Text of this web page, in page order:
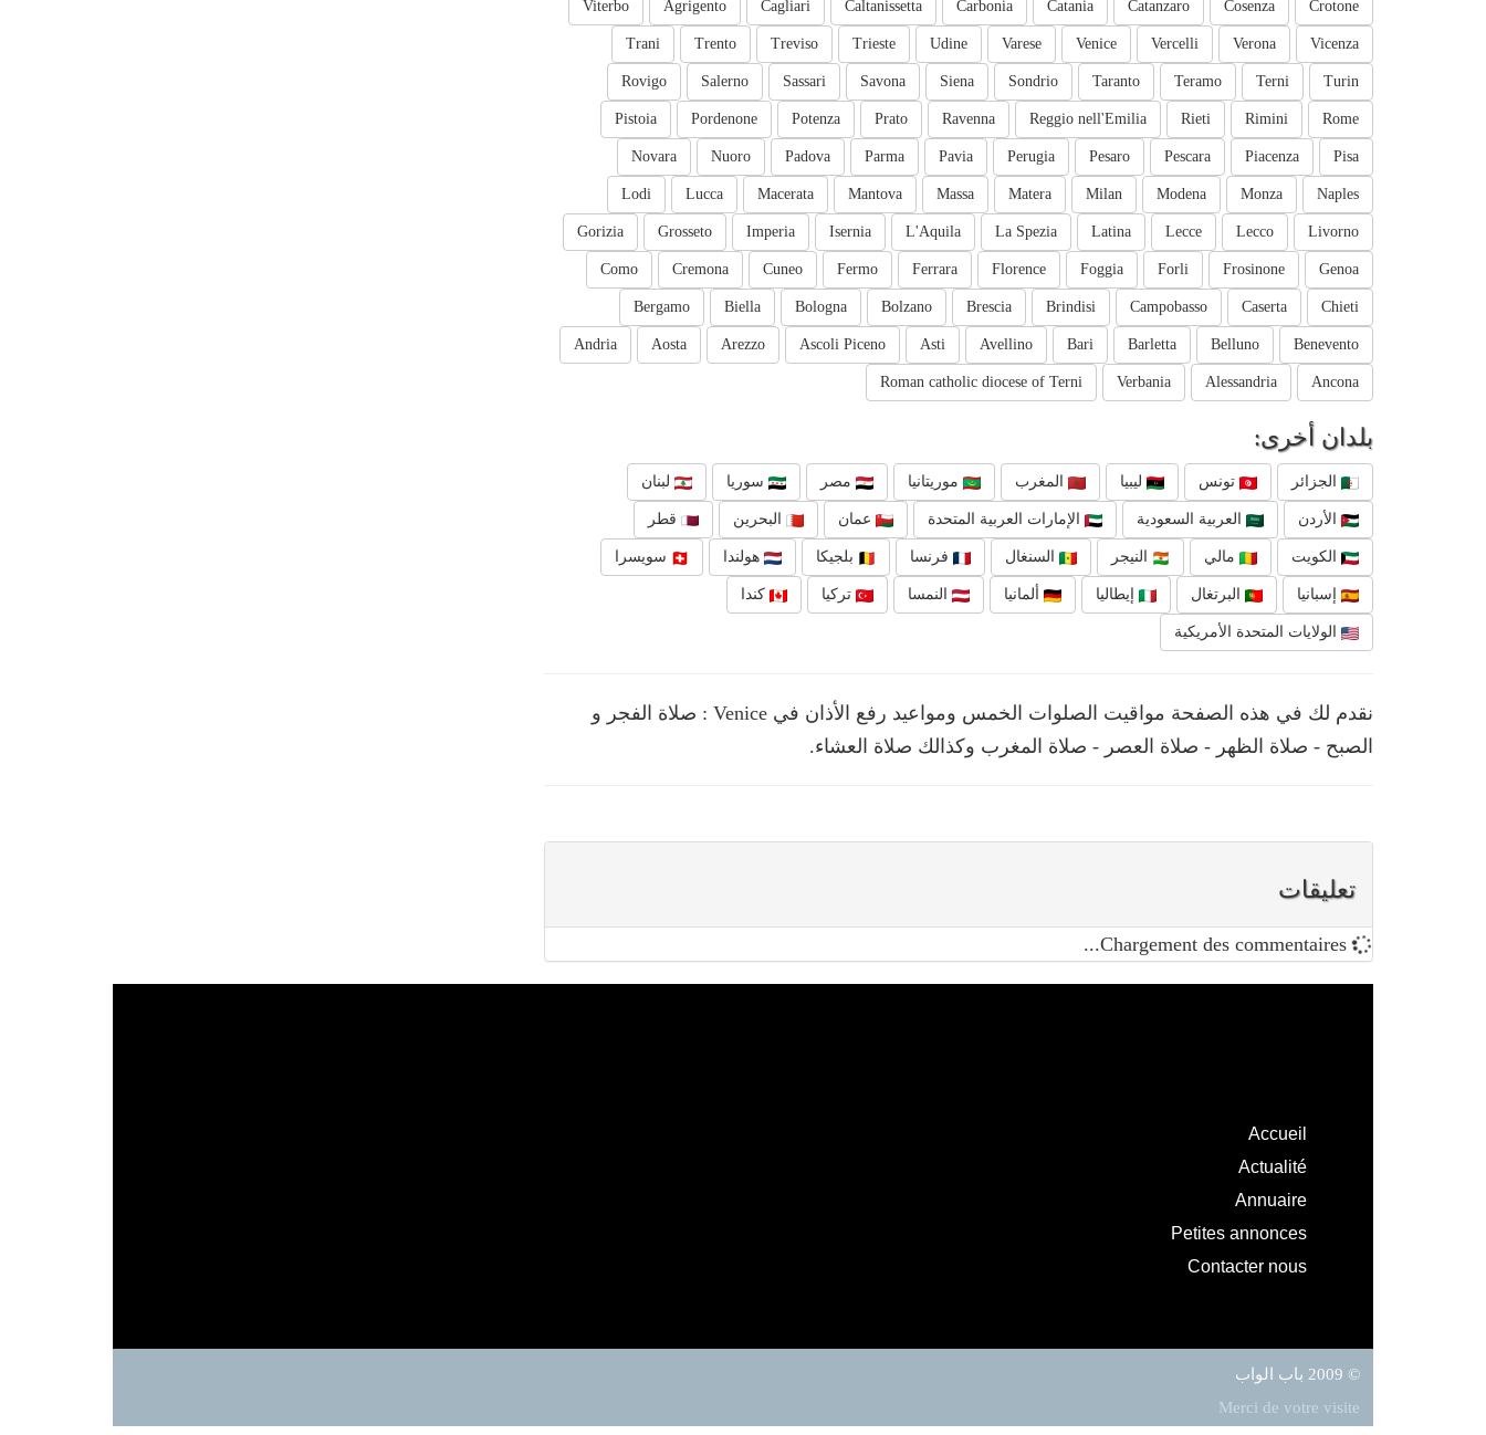
Crotone
Cosenza
Catanzaro
Catania
Carbonia
Caltanissetta
Cagliari
Agrigento
Viterbo
Vicenza
Verona
Vercelli
Venice
Varese
Udine
Trieste
Treviso
Trento
Trani
Turin
Terni
Teramo
Taranto
Sondrio
Siena
Savona
Sassari
Salerno
Rovigo
Rome
Rimini
Rieti
Reggio nell'Emilia
Ravenna
Prato
Potenza
Pordenone
Pistoia
Pisa
Piacenza
Pescara
Pesaro
Perugia
Pavia
Parma
Padova
Nuoro
Novara
Naples
Monza
Modena
Milan
Matera
Massa
Mantova
Macerata
Lucca
Lodi
Livorno
Lecco
Lecce
Latina
La Spezia
L'Aquila
Isernia
Imperia
Grosseto
Gorizia
Genoa
Frosinone
Forli
Foggia
Florence
Ferrara
Fermo
Cuneo
Cremona
Como
Chieti
Caserta
Campobasso
Brindisi
Brescia
Bolzano
Bologna
Biella
Bergamo
Benevento
Belluno
Barletta
Bari
Avellino
Asti
Ascoli Piceno
Arezzo
Aosta
Andria
Ancona
Alessandria
Verbania
Roman catholic diocese of Terni
بلدان أخرى:
الجزائر تونس ليبيا المغرب موريتانيا مصر سوريا لبنان
الأردن العربية السعودية الإمارات العربية المتحدة عمان البحرين قطر
الكويت مالي النيجر السنغال فرنسا بلجيكا هولندا سويسرا
إسبانيا البرتغال إيطاليا ألمانيا النمسا تركيا كندا
الولايات المتحدة الأمريكية
نقدم لك في هذه الصفحة مواقيت الصلوات الخمس ومواعيد رفع الأذان في Venice : صلاة الفجر و
الصبح - صلاة الظهر - صلاة العصر - صلاة المغرب وكذالك صلاة العشاء.
تعليقات
Chargement des commentaires...
Accueil
Actualité
Annuaire
Petites annonces
Contacter nous
© 2009 باب الواب
Merci de votre visite